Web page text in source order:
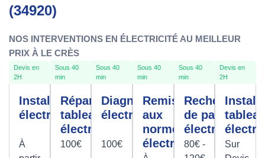
(34920)
NOS INTERVENTIONS EN ÉLECTRICITÉ AU MEILLEUR
PRIX À LE CRÈS
Devis en
2H
Installation
électrique
À
Sous 40
min
Réparation
tableau
électrique
100€
Sous 40
min
Diagnostic
électrique
100€
Sous 40
min
Remise
aux
normes
électrique
Sous 40
min
Recherche
de panne
électrique
80€ -
Devis en
2H
Sur